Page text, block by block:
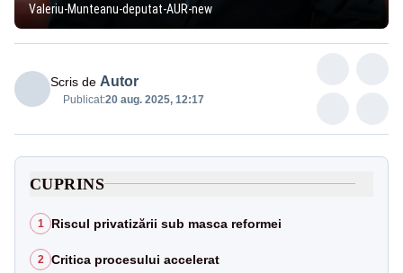
Valeriu-Munteanu-deputat-AUR-new
Scris de Autor
Publicat:20 aug. 2025, 12:17
CUPRINS
1 Riscul privatizării sub masca reformei
2 Critica procesului accelerat